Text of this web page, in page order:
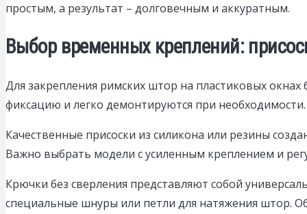
простым, а результат – долговечным и аккуратным.
Выбор временных креплений:
Для закрепления римских штор на пластиковых
фиксацию и легко демонтируются при необходимости.
Качественные присоски из силикона или резины
Важно выбрать модели с усиленным креплением и
Крючки без сверления представляют собой
специальные шнуры или петли для натяжения штор.